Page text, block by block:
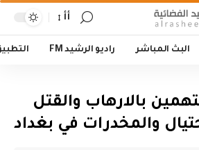
أأ
البث المباشر راديو الرشيد FM
بالارهاب والقتل
والمخدرات في بغداد